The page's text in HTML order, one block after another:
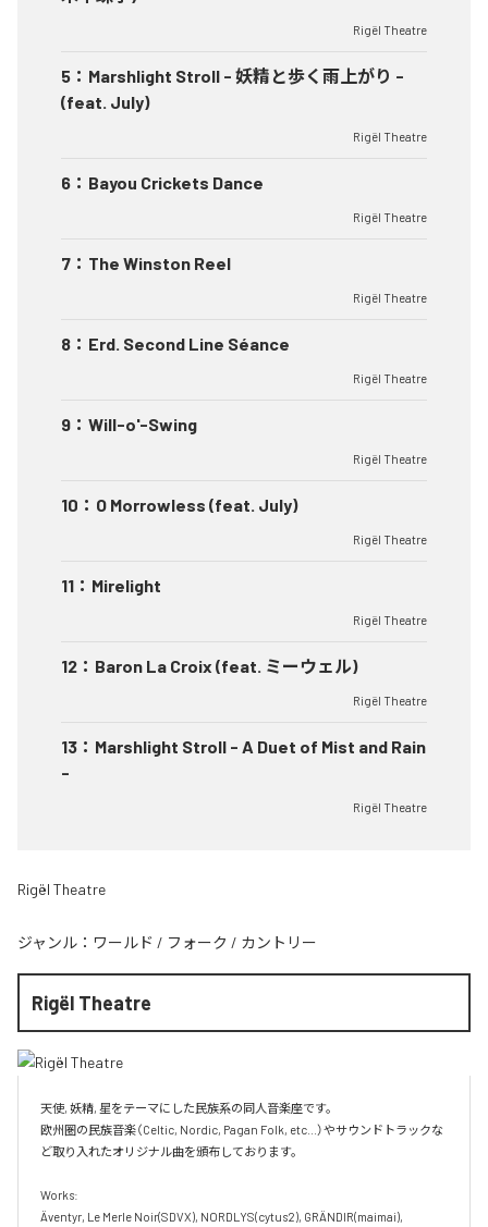
Rigël Theatre
5 ： Marshlight Stroll - 妖精と歩く雨上がり -
(feat. July)
Rigël Theatre
6 ： Bayou Crickets Dance
Rigël Theatre
7 ： The Winston Reel
Rigël Theatre
8 ： Erd. Second Line Séance
Rigël Theatre
9 ： Will-o'-Swing
Rigël Theatre
10 ： O Morrowless (feat. July)
Rigël Theatre
11 ： Mirelight
Rigël Theatre
12 ： Baron La Croix (feat. ミーウェル)
Rigël Theatre
13 ： Marshlight Stroll - A Duet of Mist and Rain
-
Rigël Theatre
Rigël Theatre
ジャンル： ワールド / フォーク / カントリー
Rigël Theatre
天使, 妖精, 星をテーマにした民族系の同人音楽座です。
欧州圏の民族音楽（Celtic, Nordic, Pagan Folk, etc...）やサウンドトラックな
ど取り入れたオリジナル曲を頒布しております。
Works:
Äventyr, Le Merle Noir(SDVX), NORDLYS(cytus2), GRÄNDIR(maimai),